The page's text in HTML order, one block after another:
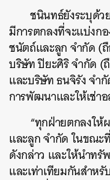
ชนินทธ์ยังระบุด้ว
มีการตกลงที่จะแบ่งก
ชนัตถ์และลูก จำกัด (
บริษัท ปิยะศิริ จำกัด (
และบริษัท ธนจิรัง จำ
การพัฒนาและให้เช่า
“ทุกฝ่ายตกลงใ
และลูก จำกัด ในขณ
ดังกล่าว และให้นำทรั
และเท่าเทียมกันสำห